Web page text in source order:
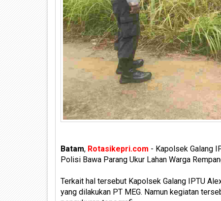
Batam, Rotasikepri.com - Kapolsek Galang
Polisi Bawa Parang Ukur Lahan Warga
Terkait hal tersebut Kapolsek Galang IPTU
yang dilakukan PT MEG. Namun kegiatan